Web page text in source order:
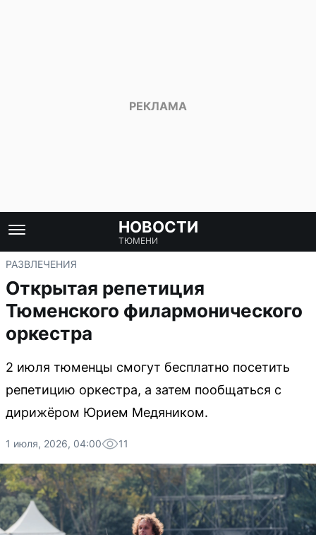
НОВОСТИ
ТЮМЕНИ
РАЗВЛЕЧЕНИЯ
Открытая репетиция
Тюменского филармонического
оркестра
2 июля тюменцы смогут бесплатно посетить
репетицию оркестра, а затем пообщаться с
дирижёром Юрием Медяником.
1 июля, 2026, 04:00 11